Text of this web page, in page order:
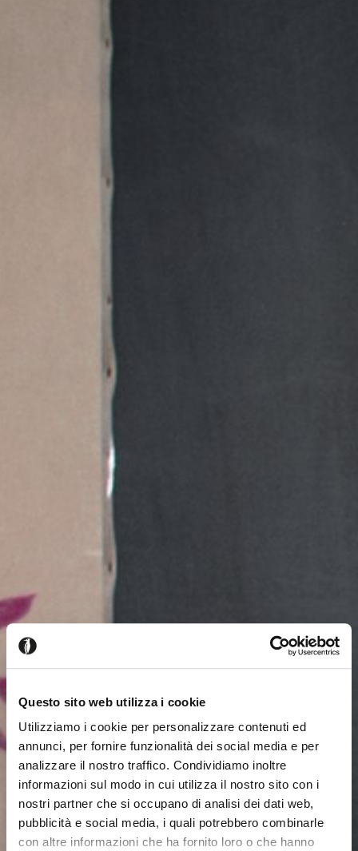
Questo sito web utilizza i cookie
Utilizziamo i cookie per personalizzare contenuti ed
annunci, per fornire funzionalità dei social media e per
analizzare il nostro traffico. Condividiamo inoltre
informazioni sul modo in cui utilizza il nostro sito con i
nostri partner che si occupano di analisi dei dati web,
pubblicità e social media, i quali potrebbero combinarle
con altre informazioni che ha fornito loro o che hanno